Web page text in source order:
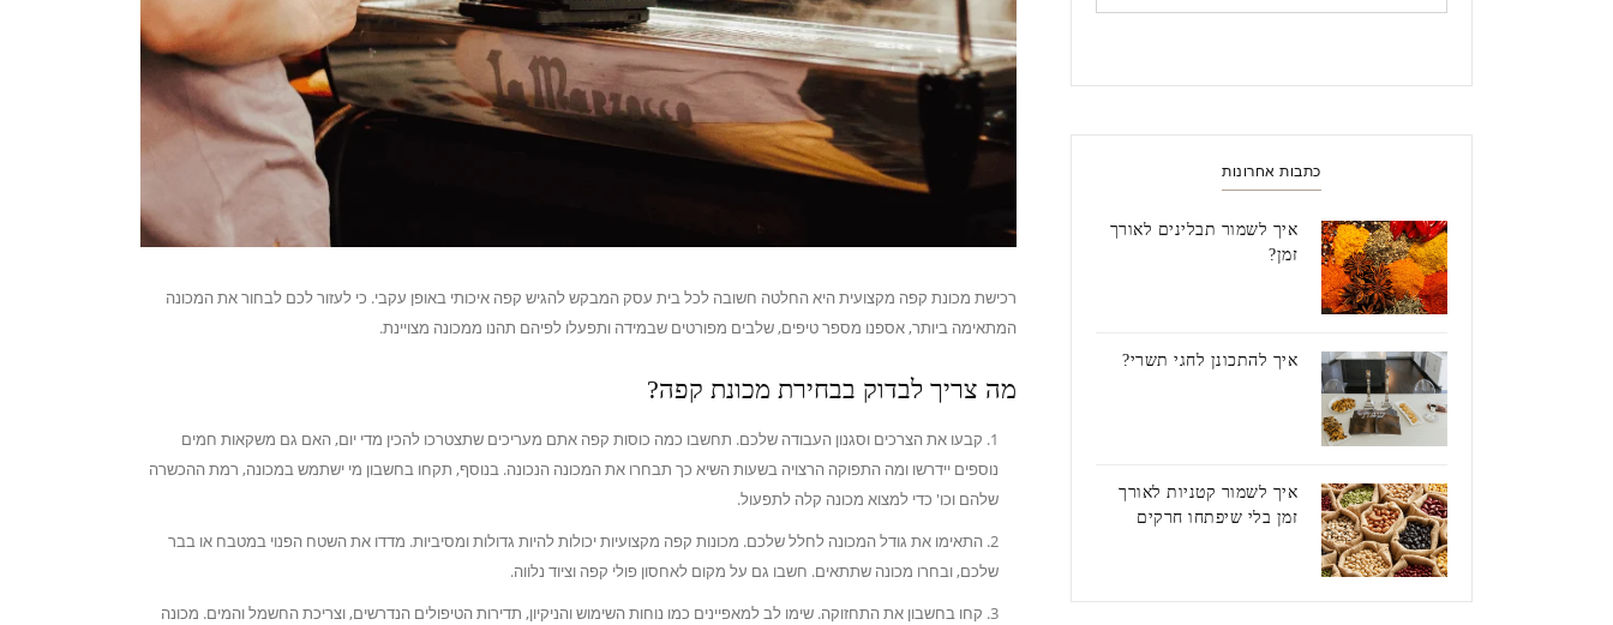
רכישת מכונת קפה מקצועית היא החלטה חשובה לכל בית עסק המבקש להגיש קפה איכותי באופן עקבי. כי לעזור לכם לבחור את המכונה
המתאימה ביותר, אספנו מספר טיפים, שלבים מפורטים שבמידה ותפעלו לפיהם תהנו ממכונה מצויינת.
מה צריך לבדוק בבחירת מכונת קפה?
קבעו את הצרכים וסגנון העבודה שלכם. תחשבו כמה כוסות קפה אתם מעריכים שתצטרכו להכין מדי יום, האם גם משקאות חמים
נוספים יידרשו ומה התפוקה הרצויה בשעות השיא כך תבחרו את המכונה הנכונה. בנוסף, תקחו בחשבון מי ישתמש במכונה, רמת ההכשרה
שלהם וכו' כדי למצוא מכונה קלה לתפעול.
התאימו את גודל המכונה לחלל שלכם. מכונות קפה מקצועיות יכולות להיות גדולות ומסיביות. מדדו את השטח הפנוי במטבח או בבר
שלכם, ובחרו מכונה שתתאים. חשבו גם על מקום לאחסון פולי קפה וציוד נלווה.
קחו בחשבון את התחזוקה. שימו לב למאפיינים כמו נוחות השימוש והניקיון, תדירות הטיפולים הנדרשים, וצריכת החשמל והמים. מכונה
כתבות אחרונות
איך לשמור תבלינים לאורך
זמן?
איך להתכונן לחגי תשרי?
איך לשמור קטניות לאורך
זמן בלי שיפתחו חרקים